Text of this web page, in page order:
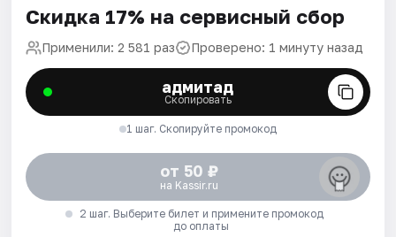
Скидка 17% на сервисный сбор
Применили: 2 581 раз Проверено: 1 минуту назад
адмитад
Скопировать
1 шаг. Скопируйте промокод
от 50 ₽
на Kassir.ru
2 шаг. Выберите билет и примените промокод
до оплаты